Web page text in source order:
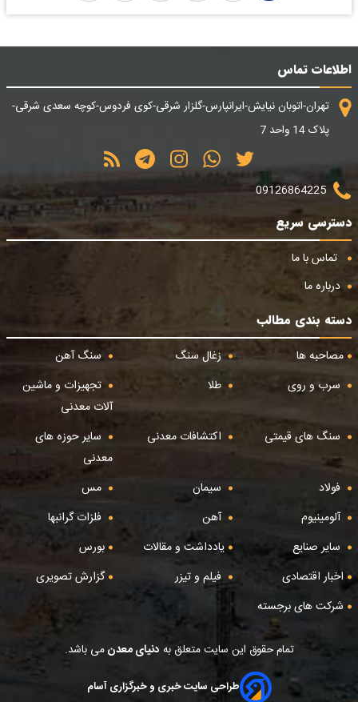
اطلاعات تماس
تهران-اتوبان نیایش-ایرانپارس-گلزار شرقی-کوی فردوس-کوچه سعدی شرقی-
پلاک 14 واحد 7
09126864225
دسترسی سریع
تماس با ما
درباره ما
دسته بندی مطالب
مصاحبه ها
زغال سنگ
سنگ آهن
سرب و روی
طلا
تجهیزات و ماشین
آلات معدنی
سنگ های قیمتی
اکتشافات معدنی
سایر حوزه های
معدنی
فولاد
سیمان
مس
آلومینیوم
آهن
فلزات گرانبها
سایر صنایع
یادداشت و مقالات
بورس
اخبار اقتصادی
فیلم و تیزر
گزارش تصویری
شرکت های برجسته
تمام حقوق این سایت متعلق به دنیای معدنمی باشد.
طراحی سایت خبری و خبرگزاری آسام